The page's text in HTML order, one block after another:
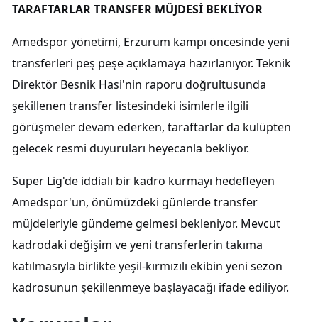
TARAFTARLAR TRANSFER MÜJDESİ BEKLİYOR
Amedspor yönetimi, Erzurum kampı öncesinde yeni
transferleri peş peşe açıklamaya hazırlanıyor. Teknik
Direktör Besnik Hasi'nin raporu doğrultusunda
şekillenen transfer listesindeki isimlerle ilgili
görüşmeler devam ederken, taraftarlar da kulüpten
gelecek resmi duyuruları heyecanla bekliyor.
Süper Lig'de iddialı bir kadro kurmayı hedefleyen
Amedspor'un, önümüzdeki günlerde transfer
müjdeleriyle gündeme gelmesi bekleniyor. Mevcut
kadrodaki değişim ve yeni transferlerin takıma
katılmasıyla birlikte yeşil-kırmızılı ekibin yeni sezon
kadrosunun şekillenmeye başlayacağı ifade ediliyor.